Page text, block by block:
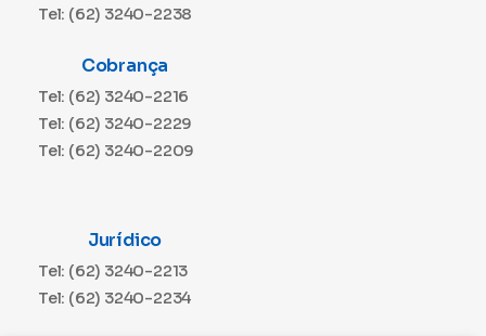
Tel: (62) 3240-2238
Cobrança
Tel: (62) 3240-2216
Tel: (62) 3240-2229
Tel: (62) 3240-2209
Jurídico
Tel: (62) 3240-2213
Tel: (62) 3240-2234